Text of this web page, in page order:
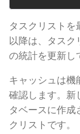
タスクリストを
以降は、タスク
の統計を更新し
キャッシュは機
確認します。新
タベースに作
クリストです。